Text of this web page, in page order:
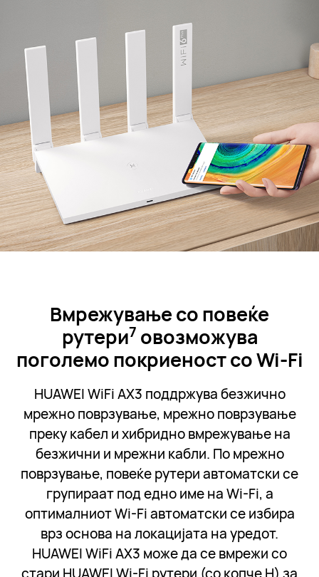
Вмрежување со повеќе
рутери7 овозможува
поголемо покриеностсо Wi-Fi
HUAWEI WiFi AX3 поддржува безжично
мрежно поврзување, мрежно поврзување
преку кабел и хибридно вмрежување на
безжични и мрежни кабли. По мрежно
поврзување, повеќе рутери автоматски се
групираат под едно име на Wi-Fi, а
оптималниот Wi-Fi автоматски се избира
врз основа на локацијата на уредот.
HUAWEI WiFi AX3 може да се вмрежи со
стари HUAWEI Wi-Fi рутери (со копче H) за